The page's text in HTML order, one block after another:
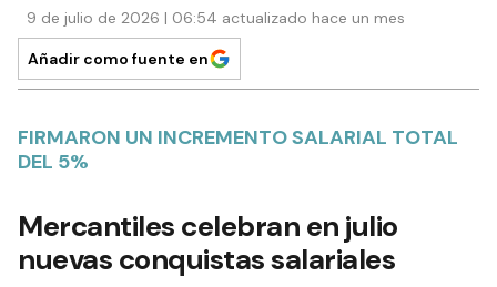
9 de julio de 2026 | 06:54 actualizado hace un mes
Añadir como fuente en
FIRMARON UN INCREMENTO SALARIAL TOTAL
DEL 5%
Mercantiles celebran en julio
nuevas conquistas salariales